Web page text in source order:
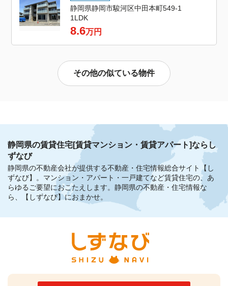
静岡県静岡市駿河区中田本町549-1
1LDK
8.6万円
その他の似ている物件
静岡県の賃貸住宅[賃貸マンション・賃貸アパート]ならし
ずなび
静岡県の不動産会社が提供する不動産・住宅情報総合サイト【し
ずなび】。 マンション・アパート・一戸建てなど賃貸住宅の、あ
らゆるご要望におこたえします。 静岡県の不動産・住宅情報な
ら、【しずなび】におまかせ。